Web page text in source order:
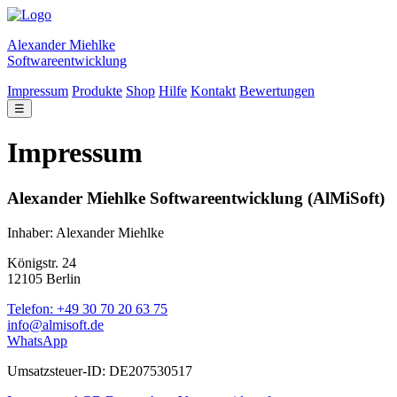
Alexander Miehlke
Softwareentwicklung
Impressum Produkte Shop Hilfe Kontakt Bewertungen
☰
Impressum
Alexander Miehlke Softwareentwicklung (AlMiSoft)
Inhaber: Alexander Miehlke
Königstr. 24
12105 Berlin
Telefon: +49 30 70 20 63 75
info@almisoft.de
WhatsApp
Umsatzsteuer-ID: DE207530517